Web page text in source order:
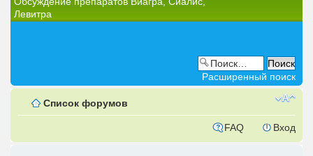
Левитра
Расширенный поиск
Список форумов
FAQ Вход